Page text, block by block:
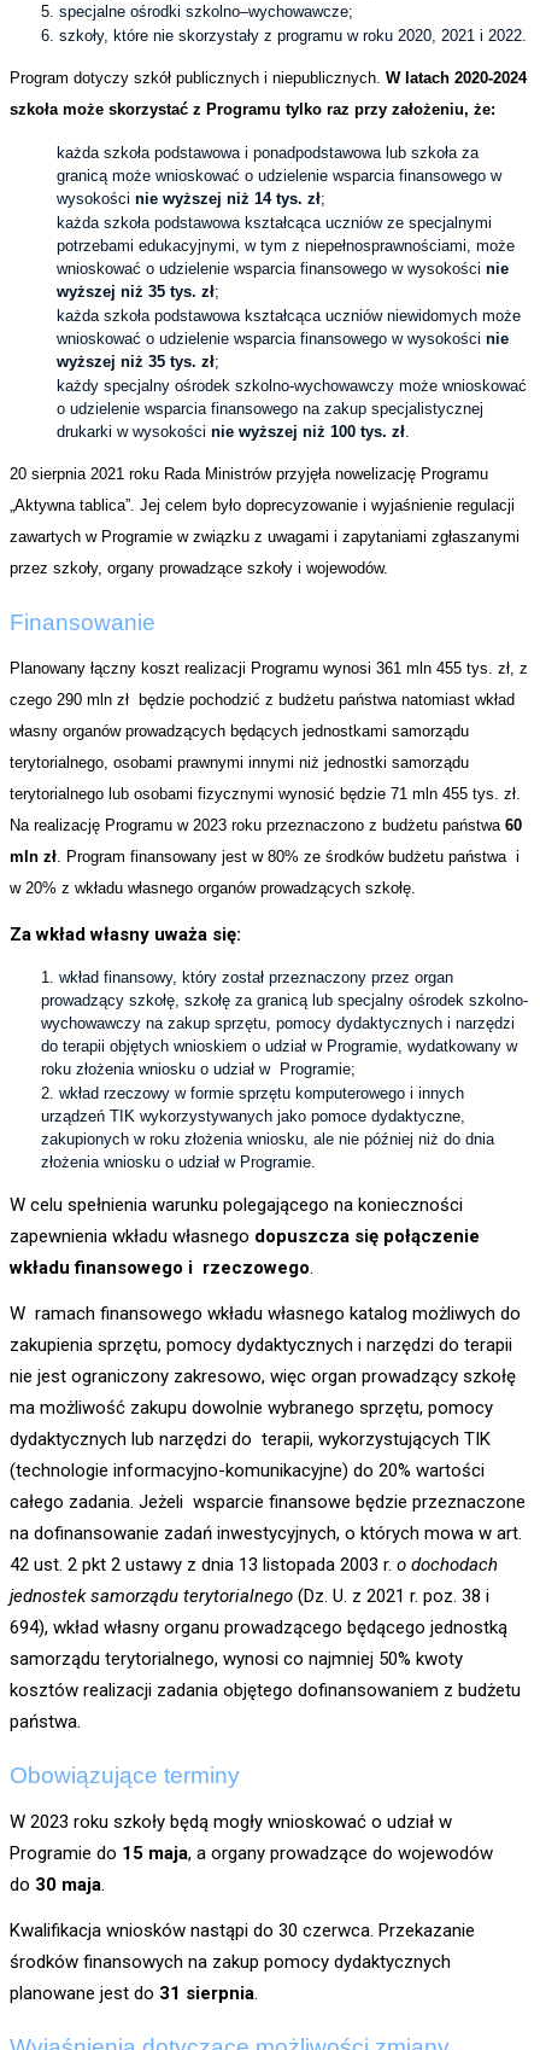
specjalne ośrodki szkolno–wychowawcze;
szkoły, które nie skorzystały z programu w roku 2020, 2021 i 2022.
Program dotyczy szkół publicznych i niepublicznych. W latach 2020-2024
szkoła może skorzystać z Programu tylko raz przy założeniu, że:
każda szkoła podstawowa i ponadpodstawowa lub szkoła za
granicą może wnioskować o udzielenie wsparcia finansowego w
wysokości nie wyższej niż 14 tys. zł;
każda szkoła podstawowa kształcąca uczniów ze specjalnymi
potrzebami edukacyjnymi, w tym z niepełnosprawnościami, może
wnioskować o udzielenie wsparcia finansowego w wysokości nie
wyższej niż 35 tys. zł;
każda szkoła podstawowa kształcąca uczniów niewidomych może
wnioskować o udzielenie wsparcia finansowego w wysokości nie
wyższej niż 35 tys. zł;
każdy specjalny ośrodek szkolno-wychowawczy może wnioskować
o udzielenie wsparcia finansowego na zakup specjalistycznej
drukarki w wysokości nie wyższej niż 100 tys. zł
20 sierpnia 2021 roku Rada Ministrów przyjęła nowelizację Programu
„Aktywna tablica”. Jej celem było doprecyzowanie i wyjaśnienie regulacji
zawartych w Programie w związku z uwagami i zapytaniami zgłaszanymi
przez szkoły, organy prowadzące szkoły i wojewodów.
Finansowanie
Planowany łączny koszt realizacji Programu wynosi 361 mln 455 tys. zł, z
czego 290 mln zł będzie pochodzić z budżetu państwa natomiast wkład
własny organów prowadzących będących jednostkami samorządu
terytorialnego, osobami prawnymi innymi niż jednostki samorządu
terytorialnego lub osobami fizycznymi wynosić będzie 71 mln 455 tys. zł.
Na realizację Programu w 2023 roku przeznaczono z budżetu państwa 60
mln zł . Program finansowany jest w 80% ze środków budżetu państwa i
w 20% z wkładu własnego organów prowadzących szkołę.
Za wkład własny uważa się:
wkład finansowy, który został przeznaczony przez organ
prowadzący szkołę, szkołę za granicą lub specjalny ośrodek szkolno-
wychowawczy na zakup sprzętu, pomocy dydaktycznych i narzędzi
do terapii objętych wnioskiem o udział w Programie, wydatkowany w
roku złożenia wniosku o udział w Programie;
wkład rzeczowy w formie sprzętu komputerowego i innych
urządzeń TIK wykorzystywanych jako pomoce dydaktyczne,
zakupionych w roku złożenia wniosku, ale nie później niż do dnia
złożenia wniosku o udział w Programie.
W celu spełnienia warunku polegającego na konieczności
zapewnienia wkładu własnego dopuszcza się połączenie
wkładu finansowego i rzeczowego
W ramach finansowego wkładu własnego katalog możliwych do
zakupienia sprzętu, pomocy dydaktycznych i narzędzi do terapii
nie jest ograniczony zakresowo, więc organ prowadzący szkołę
ma możliwość zakupu dowolnie wybranego sprzętu, pomocy
dydaktycznych lub narzędzi do terapii, wykorzystujących TIK
(technologie informacyjno-komunikacyjne) do 20% wartości
całego zadania. Jeżeli wsparcie finansowe będzie przeznaczone
na dofinansowanie zadań inwestycyjnych, o których mowa w art.
42 ust. 2 pkt 2 ustawy z dnia 13 listopada 2003 r. o dochodach
jednostek samorządu terytorialnego (Dz. U. z 2021 r. poz. 38 i
694), wkład własny organu prowadzącego będącego jednostką
samorządu terytorialnego, wynosi co najmniej 50% kwoty
kosztów realizacji zadania objętego dofinansowaniem z budżetu
państwa.
Obowiązujące terminy
W 2023 roku szkoły będą mogły wnioskować o udział w
Programie do 15 maja, a organy prowadzące do wojewodów
do 30 maja
Kwalifikacja wniosków nastąpi do 30 czerwca. Przekazanie
środków finansowych na zakup pomocy dydaktycznych
planowane jest do 31 sierpnia